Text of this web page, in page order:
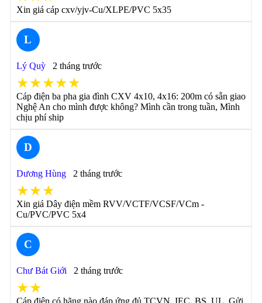
Xin giá cáp cxv/yjv-Cu/XLPE/PVC 5x35
L
Lý Quỳ 2 tháng trước
★★★★★
Cáp điện ba pha gia đình CXV 4x10, 4x16: 200m có sẵn giao
Nghệ An cho mình được không? Mình cần trong tuần, Mình
chịu phí ship
D
Dương Hùng 2 tháng trước
★★★
Xin giá Dây điện mềm RVV/VCTF/VCSF/VCm -
Cu/PVC/PVC 5x4
C
Chư Bát Giới 2 tháng trước
★★
Cáp điện có hãng nào đáp ứng đủ TCVN, IEC, BS, UL. Gửi